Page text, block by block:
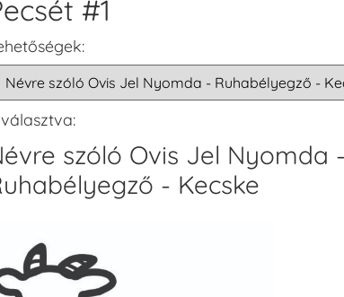
#1
szóló Ovis Jel Nyomda -
- Kecske